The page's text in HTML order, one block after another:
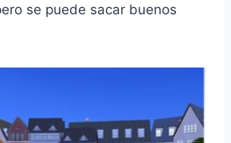
se puede sacar buenos